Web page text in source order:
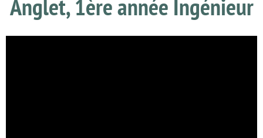
Anglet, 1ère année Ingénieur